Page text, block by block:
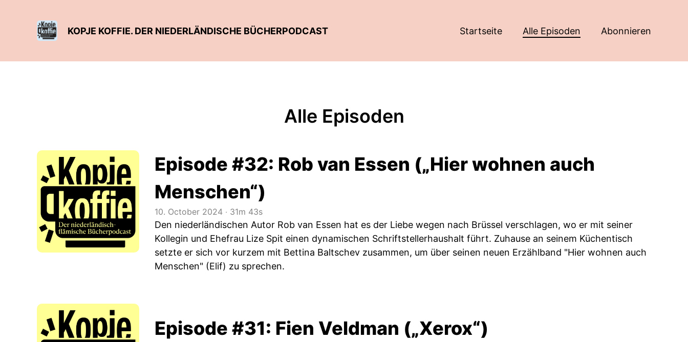
KOPJE KOFFIE. DER NIEDERLÄNDISCHE BÜCHERPODCAST Startseite Alle Episoden Abonnieren
Alle Episoden
Episode #32: Rob van Essen („Hier wohnen auch
Menschen“)
10. October 2024 ‧ 31m 43s
Den niederländischen Autor Rob van Essen hat es der Liebe wegen nach Brüssel verschlagen, wo er mit seiner
Kollegin und Ehefrau Lize Spit einen dynamischen Schriftstellerhaushalt führt. Zuhause an seinem Küchentisch
setzte er sich vor kurzem mit Bettina Baltschev zusammen, um über seinen neuen Erzählband "Hier wohnen auch
Menschen" (Elif) zu sprechen.
Episode #31: Fien Veldman („Xerox“)